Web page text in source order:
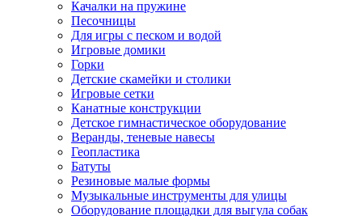
Качалки на пружине
Песочницы
Для игры с песком и водой
Игровые домики
Горки
Детские скамейки и столики
Игровые сетки
Канатные конструкции
Детское гимнастическое оборудование
Веранды, теневые навесы
Геопластика
Батуты
Резиновые малые формы
Музыкальные инструменты для улицы
Оборудование площадки для выгула собак